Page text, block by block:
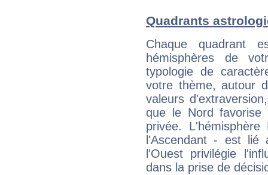
Quadrants
Chaque quadrant
hémisphères de
typologie de
votre thème, autour
valeurs
que le Nord favorise
privée.
l'Ascendant - est
l'Ouest privilégie
dans la prise de